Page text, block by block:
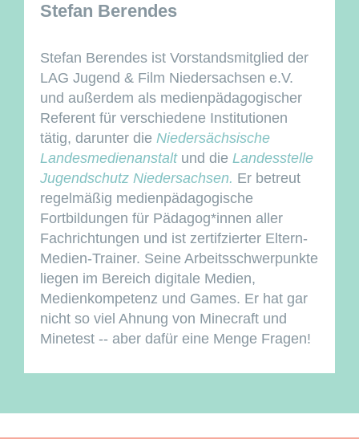
Stefan Berendes
Stefan Berendes ist Vorstandsmitglied der
LAG Jugend & Film Niedersachsen e.V.
und außerdem als medienpädagogischer
Referent für verschiedene Institutionen
tätig, darunter die Niedersächsische
Landesmedienanstaltund die Landesstelle
Jugendschutz Niedersachsen. Er betreut
regelmäßig medienpädagogische
Fortbildungen für Pädagog*innen aller
Fachrichtungen und ist zertifzierter Eltern-
Medien-Trainer. Seine Arbeitsschwerpunkte
liegen im Bereich digitale Medien,
Medienkompetenz und Games. Er hat gar
nicht so viel Ahnung von Minecraft und
Minetest -- aber dafür eine Menge Fragen!